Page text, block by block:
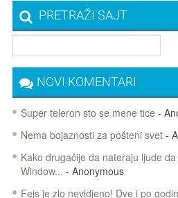
PRETRAŽI SAJT
NOVI KOMENTARI
Super teleron sto se mene tice -
Nema bojaznosti za pošteni svet-
Kako drugačije da nateraju ljude
Window... - Anonymous
Fejs je zlo nevidjeno! Dve i po